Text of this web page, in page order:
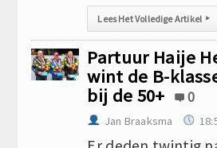
Lees Het Volledige Artikel ▸
Partuur Haije
wint de B-
bij de 50+
0
Jan Braaksma